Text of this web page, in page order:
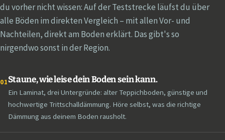
du vorher nicht wissen: Auf der Teststrecke läufst du über
alle Böden im direkten Vergleich – mit allen Vor- und
Nachteilen, direkt am Boden erklärt. Das gibt's so
nirgendwo sonst in der Region.
01Staune, wie leise dein Boden sein kann.
Ein Laminat, drei Untergründe: alter Teppichboden, günstige und
hochwertige Trittschalldämmung. Höre selbst, was die richtige
Dämmung aus deinem Boden rausholt.